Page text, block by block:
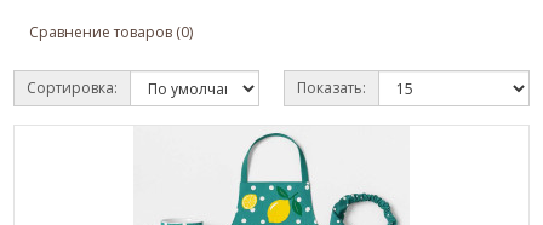
Сравнение товаров (0)
Сортировка: Показать: